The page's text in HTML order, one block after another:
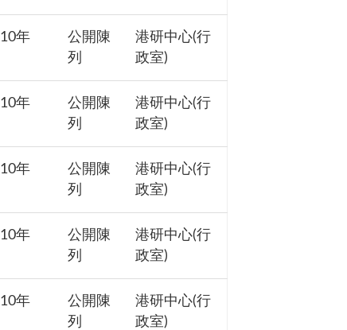
10年
公開陳
列
港研中心(行
政室)
10年
公開陳
列
港研中心(行
政室)
10年
公開陳
列
港研中心(行
政室)
10年
公開陳
列
港研中心(行
政室)
10年
公開陳
列
港研中心(行
政室)